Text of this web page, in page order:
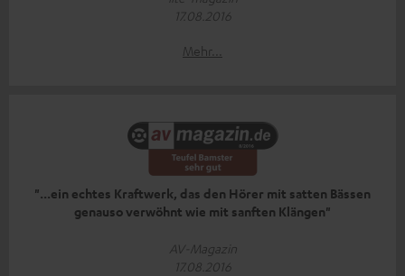
17.08.2016
Mehr...
"...ein echtes Kraftwerk, das den Hörer mit satten Bässen
genauso verwöhnt wie mit sanften Klängen"
AV-Magazin
17.08.2016